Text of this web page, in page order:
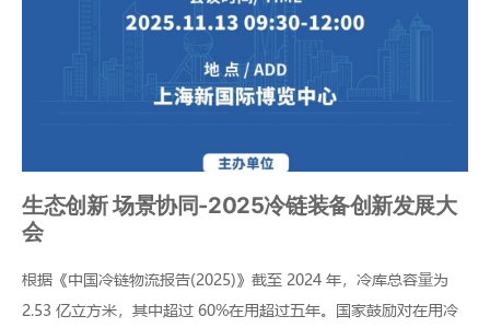
生态创新 场景协同-2025冷链装备创新发展大
会
根据《中国冷链物流报告(2025)》截至 2024 年，冷库总容量为
2.53 亿立方米，其中超过 60%在用超过五年。国家鼓励对在用冷